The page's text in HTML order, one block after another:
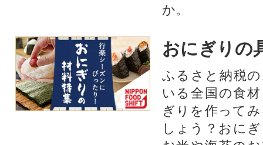
か。
おにぎりの
ふるさと納税
いる全国の食
ぎりを作って
しょう？おに